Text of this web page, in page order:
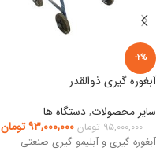
-2%
آبغوره گیری ذوالقدر
سایر محصولات,دستگاه ها
۹۵,۰۰۰,۰۰۰ تومان ۹۳,۰۰۰,۰۰۰تومان
آبغوره گیری و آبلیمو گیری صنعتی